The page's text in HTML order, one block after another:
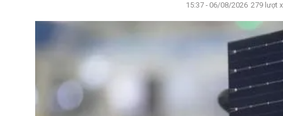
15:37 - 06/08/2026 279 lượt